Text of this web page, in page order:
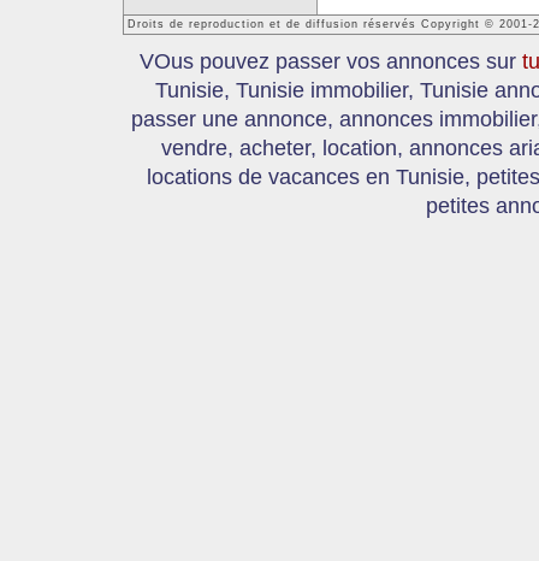
Droits de reproduction et de diffusion réservés Copyright © 2001-
VOus pouvez passer vos annonces sur
Tunisie, Tunisie immobilier, Tunisie
passer une annonce, annonces
vendre, acheter, location, annonces
locations de vacances en Tunisie,
petites